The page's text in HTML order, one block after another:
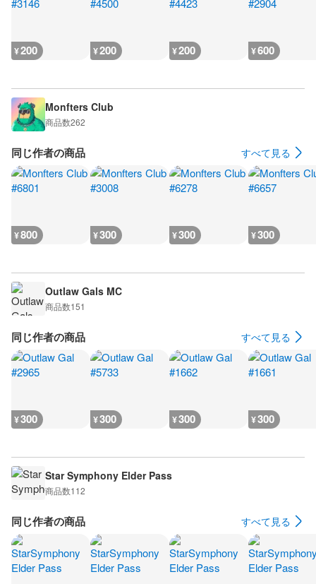
¥200 ¥200 ¥200 ¥600
Monfters Club
商品数262
同じ作者の商品 すべて見る
¥800 ¥300 ¥300 ¥300
Outlaw Gals MC
商品数151
同じ作者の商品 すべて見る
¥300 ¥300 ¥300 ¥300
Star Symphony Elder Pass
商品数112
同じ作者の商品 すべて見る